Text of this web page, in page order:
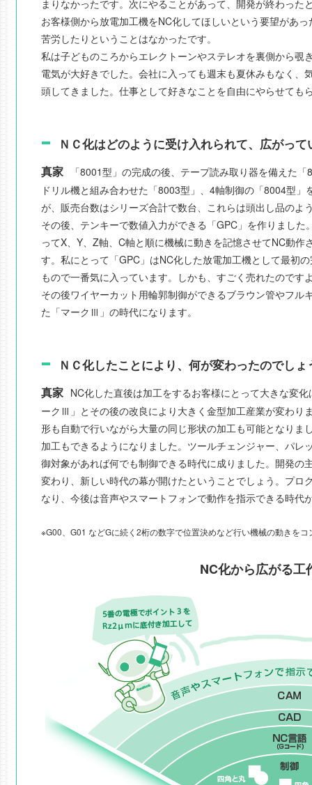
まりなかったです。次にやることがあって、開発が終わった
お客様側から放電加工機をNC化してほしいという要望があ
苦労したりということはなかったです。
私は子どものころからエレクトーンやステレオを裏側から
電気が大好きでした。会社に入っても週末も夏休みもなく
頭してきました。仕事として好きなことを自由にやらせても
ＮＣ化はどのように受け入れられて、広がっ
真家
「8001型」の完成の後、テープ読み取り器を備えた
ドリル機と組み合わせた「8003型」、4軸制御の「8004型」
が、販売台数はシリーズ合計で数台、これらは頭出し品のよ
その後、テンキーで数値入力ができる「GPC」を作りました
ってX、Y、Z軸、C軸と順に機械に動きを記憶させてNC動作
す。私にとって「GPC」はNC化した放電加工機として最初
もので一番気に入っています。しかも、すごく売れたのです
その後ワイヤーカット用輪郭制御ができるブラウン管やフル
た「マークⅢ」の時代になります。
ＮＣ化したことにより、何が変わったのでしょ
真家 NC化した直後は加工をするお客様にとって大きな変
ークⅢ」とその後の改良により大きく金型加工産業が変わり
形も自動で行いながら大量の同じ形状の加工も可能となり
加工もできるようになりました。ツールチェンジャー、パ
御対象があれば何でも制御できる時代に成りました。開発
変わり、新しい時代の幕が開けたということでしょう。プロ
なり、今後は音声やスマートフォンで動作を指示できる時代
※G00、G01 などGに続く2桁の数字で位置決めなど行い機械の動きをコ
NC化から広がる工